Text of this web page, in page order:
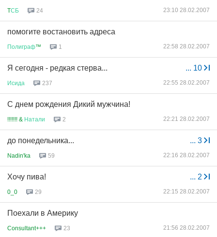
TСБ 24 23:10 28.02.2007
помогите востановить адреса
Полиграф™ 1 22:58 28.02.2007
... 10
Я сегодня - редкая стерва...
Исида 237 22:55 28.02.2007
С днем рождения Дикий мужчина!
!!!!!!! & Натали 2 22:21 28.02.2007
... 3
до понедельника...
Nadin'ka 59 22:16 28.02.2007
... 2
Хочу пива!
0_0 29 22:15 28.02.2007
Поехали в Америку
Consultant+++ 23 21:56 28.02.2007